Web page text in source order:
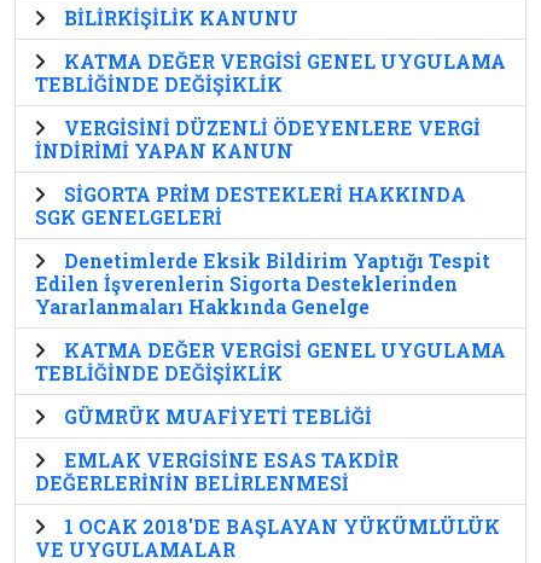
BİLİRKİŞİLİK KANUNU
KATMA DEĞER VERGİSİ GENEL UYGULAMA
TEBLİĞİNDE DEĞİŞİKLİK
VERGİSİNİ DÜZENLİ ÖDEYENLERE VERGİ
İNDİRİMİ YAPAN KANUN
SİGORTA PRİM DESTEKLERİ HAKKINDA
SGK GENELGELERİ
Denetimlerde Eksik Bildirim Yaptığı Tespit
Edilen İşverenlerin Sigorta Desteklerinden
Yararlanmaları Hakkında Genelge
KATMA DEĞER VERGİSİ GENEL UYGULAMA
TEBLİĞİNDE DEĞİŞİKLİK
GÜMRÜK MUAFİYETİ TEBLİĞİ
EMLAK VERGİSİNE ESAS TAKDİR
DEĞERLERİNİN BELİRLENMESİ
1 OCAK 2018'DE BAŞLAYAN YÜKÜMLÜLÜK
VE UYGULAMALAR